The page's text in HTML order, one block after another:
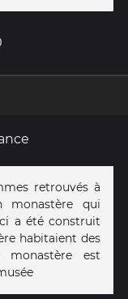
retrouvés à
monastère qui
a été construit
habitaient des
est